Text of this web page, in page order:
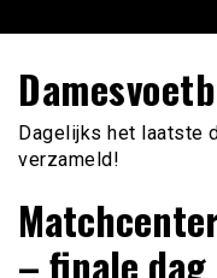
naar
inhoud
Dagelijks het laatste
verzameld!
– finale dag